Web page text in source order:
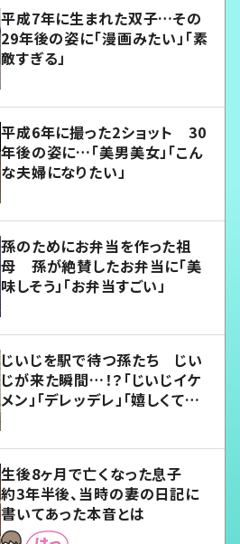
平成7年に生まれた双子…その
29年後の姿に「漫画みたい」「素
敵すぎる」
平成6年に撮った2ショット 30
年後の姿に…「美男美女」「こん
な夫婦になりたい」
孫のためにお弁当を作った祖
母 孫が絶賛したお弁当に「美
味しそう」「お弁当すごい」
じいじを駅で待つ孫たち じい
じが来た瞬間…！？「じいじイケ
メン」「デレッデレ」「嬉しくて可
生後8ヶ月で亡くなった息子
約3年半後、当時の妻の日記に
書いてあった本音とは